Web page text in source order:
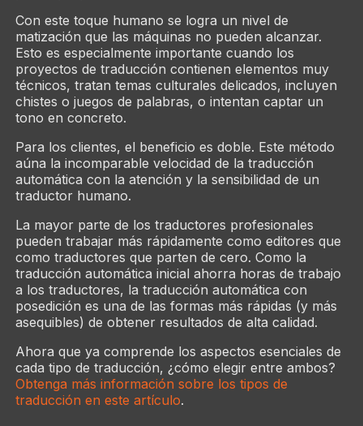
Con este toque humano se logra un nivel de
matización que las máquinas no pueden alcanzar.
Esto es especialmente importante cuando los
proyectos de traducción contienen elementos muy
técnicos, tratan temas culturales delicados, incluyen
chistes o juegos de palabras, o intentan captar un
tono en concreto.
Para los clientes, el beneficio es doble. Este método
aúna la incomparable velocidad de la traducción
automática con la atención y la sensibilidad de un
traductor humano.
La mayor parte de los traductores profesionales
pueden trabajar más rápidamente como editores que
como traductores que parten de cero. Como la
traducción automática inicial ahorra horas de trabajo
a los traductores, la traducción automática con
posedición es una de las formas más rápidas (y más
asequibles) de obtener resultados de alta calidad.
Ahora que ya comprende los aspectos esenciales de
cada tipo de traducción, ¿cómo elegir entre ambos?
Obtenga más información sobre los tipos de
traducción en este artículo.